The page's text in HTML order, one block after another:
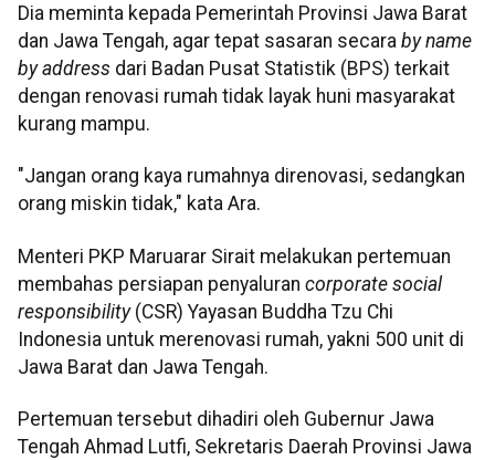
Dia meminta kepada Pemerintah Provinsi Jawa Barat
dan Jawa Tengah, agar tepat sasaran secara by name
by address dari Badan Pusat Statistik (BPS) terkait
dengan renovasi rumah tidak layak huni masyarakat
kurang mampu.
"Jangan orang kaya rumahnya direnovasi, sedangkan
orang miskin tidak," kata Ara.
Menteri PKP Maruarar Sirait melakukan pertemuan
membahas persiapan penyaluran corporate social
responsibility(CSR) Yayasan Buddha Tzu Chi
Indonesia untuk merenovasi rumah, yakni 500 unit di
Jawa Barat dan Jawa Tengah.
Pertemuan tersebut dihadiri oleh Gubernur Jawa
Tengah Ahmad Lutfi, Sekretaris Daerah Provinsi Jawa